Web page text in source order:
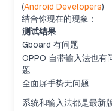
(Android Developers)
结合你现在的现象：
测试结果
Gboard 有问题
OPPO 自带输入法也有
题
全面屏手势无问题
系统和输入法都是最新